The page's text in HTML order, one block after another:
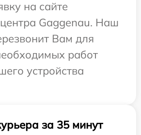
на сайте
Gaggenau. Наш
Вам для
работ
устройства
за 35 минут